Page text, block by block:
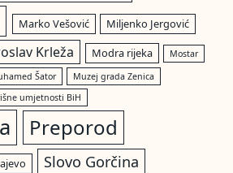
Marko Vešović Miljenko Jergović
Krleža Modra rijeka
Mostar
Šator
Muzej grada Zenica
umjetnosti BiH
Preporod
Slovo Gorčina